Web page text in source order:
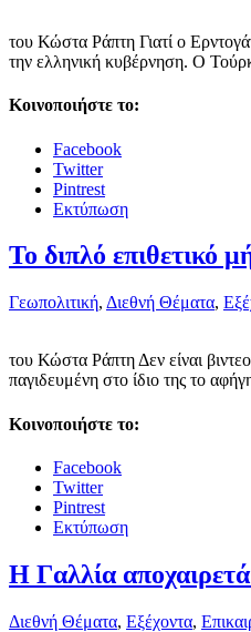
του Κώστα Ράπτη Γιατί ο
την ελληνική κυβέρνηση. Ο
Κοινοποιήστε το:
Facebook
Twitter
Pintrest
Εκτύπωση
Το διπλό επιθετικό
Γεωπολιτική, Διεθνή Θέματα,
του Κώστα Ράπτη Δεν είναι
παγιδευμένη στο ίδιο της το
Κοινοποιήστε το:
Facebook
Twitter
Pintrest
Εκτύπωση
Η Γαλλία
Διεθνή Θέματα, Εξέχοντα,